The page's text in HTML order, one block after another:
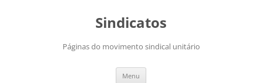
Sindicatos
Páginas do movimento sindical unitário
Menu